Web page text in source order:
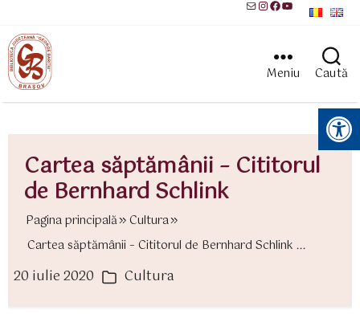
MailInstagram
Facebook
YouTube
Meniu Caută
Instrumente pentru accesibilitate
Cartea săptămânii – Cititorul
de Bernhard Schlink
Pagina principală
Cultura
Cartea săptămânii – Cititorul de Bernhard Schlink ...
20 iulie 2020 Categorii
Cultura